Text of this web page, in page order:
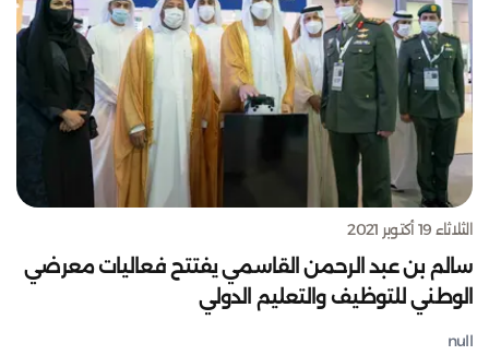
الثلاثاء 19 أكتوبر 2021
سالم بن عبد الرحمن القاسمي يفتتح فعاليات معرضي
الوطني للتوظيف والتعليم الدولي
null